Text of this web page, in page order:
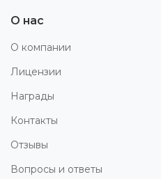
О нас
О компании
Лицензии
Награды
Контакты
Отзывы
Вопросы и ответы